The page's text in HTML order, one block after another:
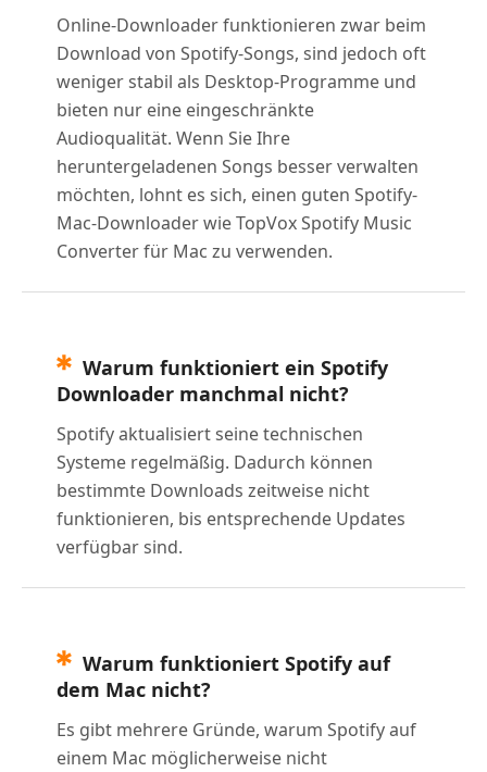
Online-Downloader funktionieren zwar beim
Download von Spotify-Songs, sind jedoch oft
weniger stabil als Desktop-Programme und
bieten nur eine eingeschränkte
Audioqualität. Wenn Sie Ihre
heruntergeladenen Songs besser verwalten
möchten, lohnt es sich, einen guten Spotify-
Mac-Downloader wie TopVox Spotify Music
Converter für Mac zu verwenden.
Warum funktioniert ein Spotify
Downloader manchmal nicht?
Spotify aktualisiert seine technischen
Systeme regelmäßig. Dadurch können
bestimmte Downloads zeitweise nicht
funktionieren, bis entsprechende Updates
verfügbar sind.
Warum funktioniert Spotify auf
dem Mac nicht?
Es gibt mehrere Gründe, warum Spotify auf
einem Mac möglicherweise nicht